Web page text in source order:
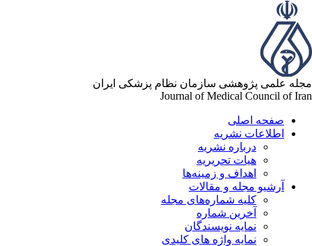
علمی پژوهشی سازمان نظام پزشکی ایران
Journal of Medical Council of
صفحه اصلی
اطلاعات نشریه
درباره نشریه
هیات تحریریه
اهداف و زمینه‌ها
آرشیو مجله و مقالات
کلیه شماره‌های مجله
آخرین شماره
نمایه نویسندگان
نمایه واژه های کلیدی